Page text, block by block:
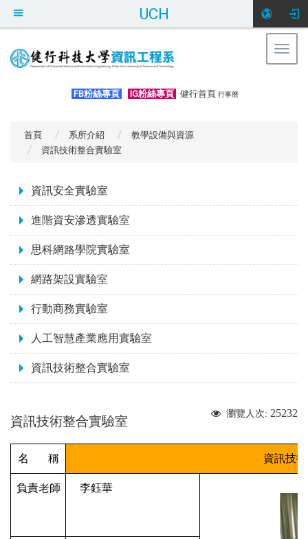
UCH
FB粉絲專頁 IG粉絲專頁 健行首頁 行事曆
首頁 系所介紹
教學設備與資源
資訊技術整合實驗室
資訊安全實驗室
進階資安滲透實驗室
思科網路學院實驗室
網路架設實驗室
行動商務實驗室
人工智慧產業應用實驗室
資訊技術整合實驗室
瀏覽人次: 25232
資訊技術整合實驗室
名 稱 資訊技
負責老師 李鈺華